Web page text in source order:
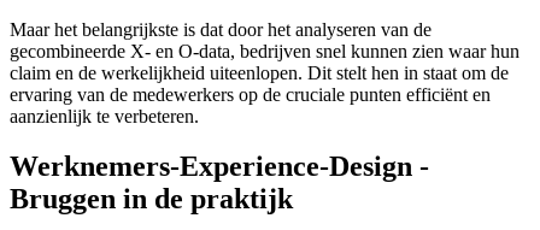
Maar het belangrijkste is dat door het analyseren van de
gecombineerde X- en O-data, bedrijven snel kunnen zien waar hun
claim en de werkelijkheid uiteenlopen. Dit stelt hen in staat om de
ervaring van de medewerkers op de cruciale punten efficiënt en
aanzienlijk te verbeteren.
Werknemers-Experience-Design -
Bruggen in de praktijk